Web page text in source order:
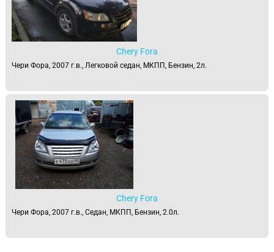
Chery Fora
Чери Фора, 2007 г.в., Легковой седан, МКПП, Бензин, 2л.
Chery Fora
Чери Фора, 2007 г.в., Седан, МКПП, Бензин, 2.0л.